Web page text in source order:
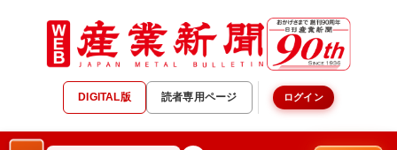
DIGITAL版 読者専用ページ ログイン